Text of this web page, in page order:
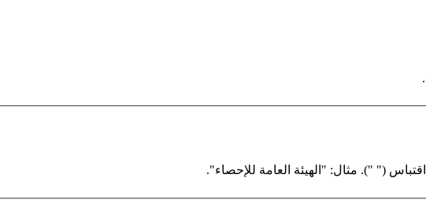
(" "). مثال: "الهيئة العامة للإحصاء".